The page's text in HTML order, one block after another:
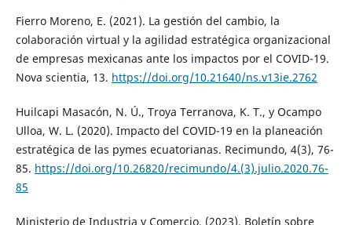
Fierro Moreno, E. (2021). La gestión del cambio, la
colaboración virtual y la agilidad estratégica organizacional
de empresas mexicanas ante los impactos por el COVID-19.
Nova scientia, 13. https://doi.org/10.21640/ns.v13ie.2762
Huilcapi Masacón, N. Ú., Troya Terranova, K. T., y Ocampo
Ulloa, W. L. (2020). Impacto del COVID-19 en la planeación
estratégica de las pymes ecuatorianas. Recimundo, 4(3), 76-
85. https://doi.org/10.26820/recimundo/4.(3).julio.2020.76-
85
Ministerio de Industria y Comercio. (2023). Boletín sobre